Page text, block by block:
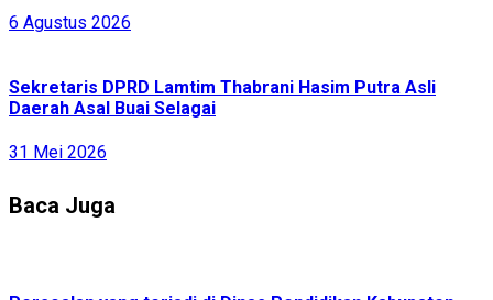
6 Agustus 2026
Sekretaris DPRD Lamtim Thabrani Hasim Putra Asli
Daerah Asal Buai Selagai
31 Mei 2026
Baca Juga